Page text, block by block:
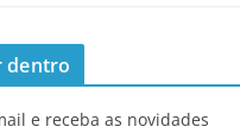
dentro
e receba as novidades